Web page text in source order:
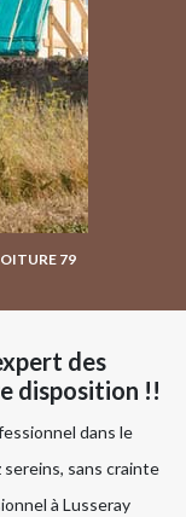
79
des
disposition !!
dans le
sans crainte
à Lusseray